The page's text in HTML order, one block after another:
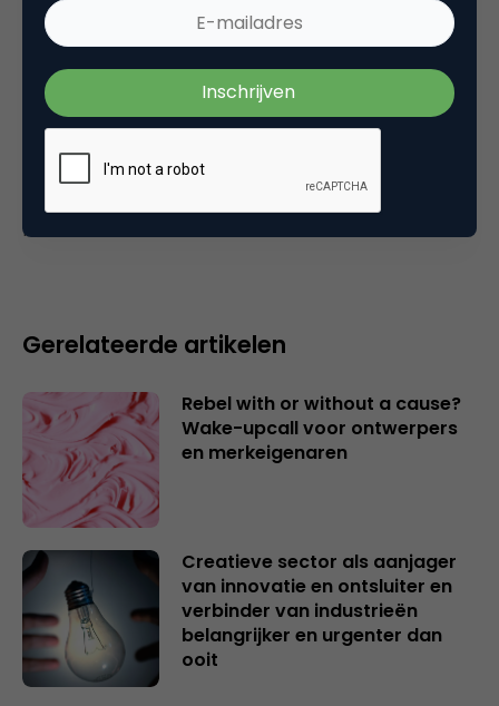
Plaats reactie
om een reactie te
plaatsen.
Gerelateerde artikelen
Rebel with or without a cause?
Wake-upcall voor ontwerpers
en merkeigenaren
Creatieve sector als aanjager
van innovatie en ontsluiter en
verbinder van industrieën
belangrijker en urgenter dan
ooit